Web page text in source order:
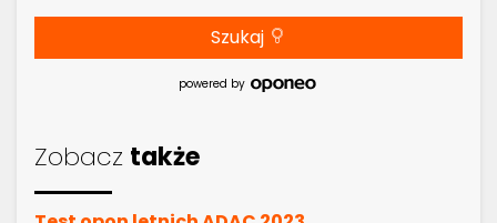
Szukaj
powered by
Zobacz także